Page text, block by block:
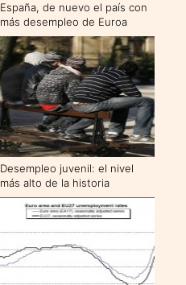
España, de nuevo el país con
más desempleo de Euroa
Desempleo juvenil: el nivel
más alto de la historia